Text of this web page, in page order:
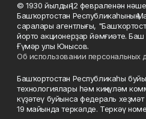
© 1930 йылдың 12 февраленән
Башҡортостан Республикаһының
саралары агентлығы,
йорто акционерҙар йәмғиәте.
Ғүмәр улы Юнысов.
Об использовании персональных
Башҡортостан Республикаһы
технологиялары һәм киңкүләм
күҙәтеү буйынса федераль
19 майында теркәлде. Теркәү